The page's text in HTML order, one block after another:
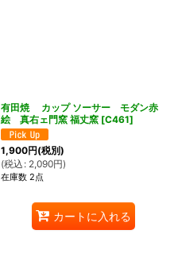
有田焼 カップ ソーサー モダン赤
絵 真右ェ門窯 福丈窯 [C461]
1,900円(税別)
(税込 : 2,090円)
在庫数 2点
カートに入れる